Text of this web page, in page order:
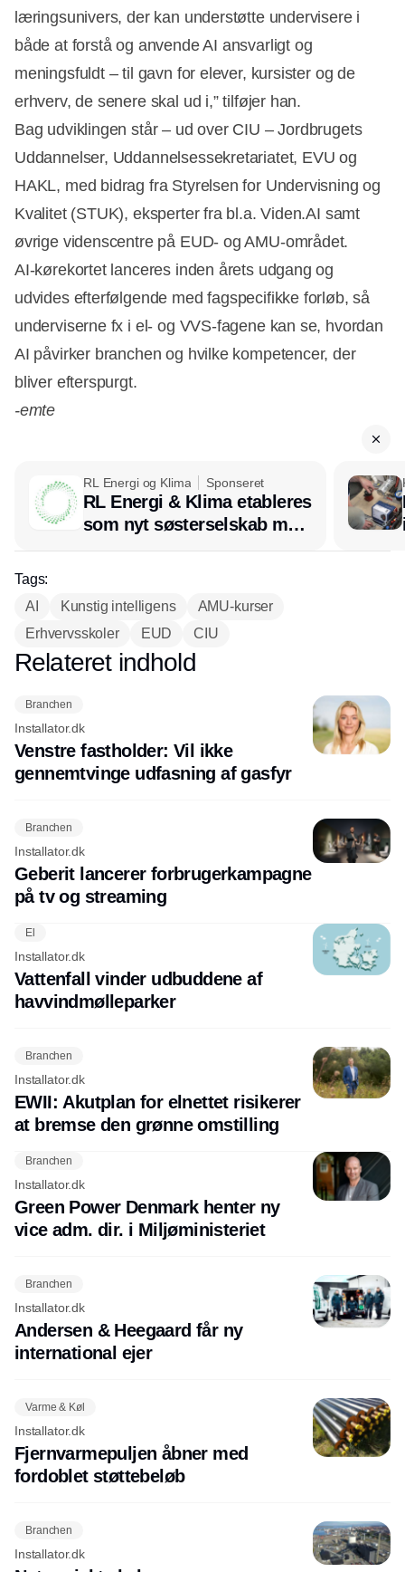
Annonce
læringsunivers, der kan understøtte undervisere i
både at forstå og anvende AI ansvarligt og
meningsfuldt – til gavn for elever, kursister og de
erhverv, de senere skal ud i,” tilføjer han.
Bag udviklingen står – ud over CIU – Jordbrugets
Uddannelser, Uddannelsessekretariatet, EVU og
HAKL, med bidrag fra Styrelsen for Undervisning og
Kvalitet (STUK), eksperter fra bl.a. Viden.AI samt
øvrige videnscentre på EUD- og AMU-området.
AI-kørekortet lanceres inden årets udgang og
udvides efterfølgende med fagspecifikke forløb, så
underviserne fx i el- og VVS-fagene kan se, hvordan
AI påvirker branchen og hvilke kompetencer, der
bliver efterspurgt.
-emte
RL Energi og Klima Sponseret
RL Energi & Klima etableres
som nyt søsterselskab med
afsæt i RL Ventilation
Tags:
AI
Kunstig intelligens
AMU-kurser
Erhvervsskoler
EUD CIU
Annonce
Relateret indhold
Branchen
Installator.dk
Venstre fastholder: Vil ikke
gennemtvinge udfasning af gasfyr
Branchen
Installator.dk
Geberit lancerer forbrugerkampagne
på tv og streaming
El
Installator.dk
Vattenfall vinder udbuddene af
havvindmølleparker
Branchen
Installator.dk
EWII: Akutplan for elnettet risikerer
at bremse den grønne omstilling
Branchen
Installator.dk
Green Power Denmark henter ny
vice adm. dir. i Miljøministeriet
Branchen
Installator.dk
Andersen & Heegaard får ny
international ejer
Varme & Køl
Installator.dk
Fjernvarmepuljen åbner med
fordoblet støttebeløb
Branchen
Installator.dk